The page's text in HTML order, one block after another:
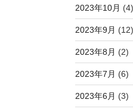
2023年10月 (4)
2023年9月 (12)
2023年8月 (2)
2023年7月 (6)
2023年6月 (3)